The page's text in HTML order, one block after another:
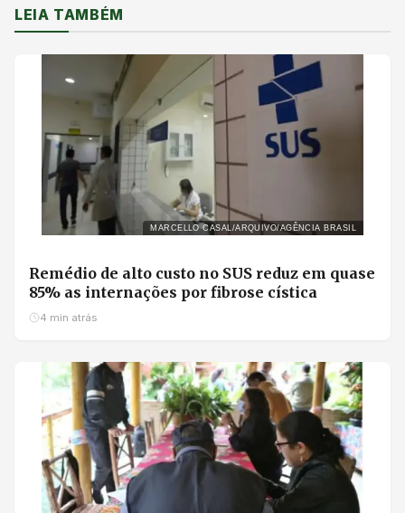
LEIA TAMBÉM
MARCELLO CASAL/ARQUIVO/AGÊNCIA BRASIL
Remédio de alto custo no SUS reduz em quase
85% as internações por fibrose cística
4 min atrás